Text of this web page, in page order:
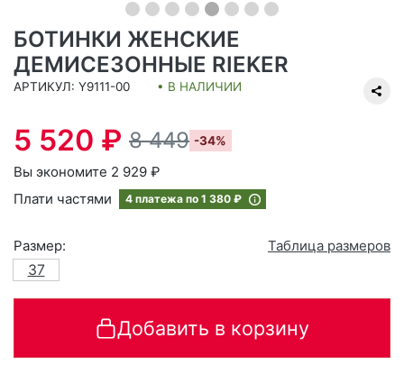
БОТИНКИ ЖЕНСКИЕ
ДЕМИСЕЗОННЫЕ RIEKER
АРТИКУЛ: Y9111-00 • В НАЛИЧИИ
5 520 ₽ 8 449 -34%
Вы экономите 2 929 ₽
Плати частями
4 платежа по 1 380 ₽
Размер:
Таблица размеров
37
Добавить в корзину